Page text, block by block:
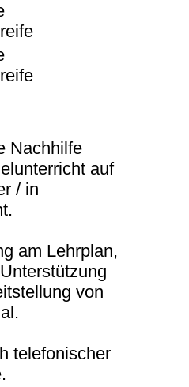
Nachhilfe
auf
/ in
am Lehrplan,
von
telefonischer